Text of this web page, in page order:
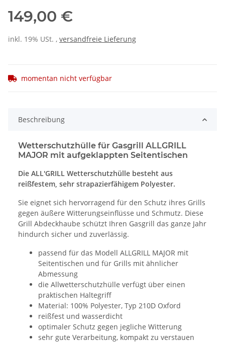
149,00 €
inkl. 19% USt. , versandfreie Lieferung
momentan nicht verfügbar
Beschreibung
Wetterschutzhülle für Gasgrill ALLGRILL
MAJOR mit aufgeklappten Seitentischen
Die ALL'GRILL Wetterschutzhülle besteht aus
reißfestem, sehr strapazierfähigem Polyester.
Sie eignet sich hervorragend für den Schutz ihres Grills
gegen äußere Witterungseinflüsse und Schmutz. Diese
Grill Abdeckhaube schützt Ihren Gasgrill das ganze Jahr
hindurch sicher und zuverlässig.
passend für das Modell ALLGRILL MAJOR mit
Seitentischen und für Grills mit ähnlicher
Abmessung
die Allwetterschutzhülle verfügt über einen
praktischen Haltegriff
Material: 100% Polyester, Typ 210D Oxford
reißfest und wasserdicht
optimaler Schutz gegen jegliche Witterung
sehr gute Verarbeitung, kompakt zu verstauen